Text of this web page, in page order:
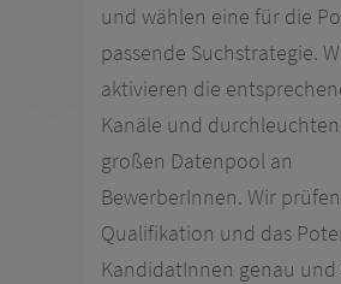
und wählen eine für die
passende Suchstrategie.
aktivieren die
Kanäle und
großen Datenpool an
BewerberInnen. Wir
Qualifikation und das
KandidatInnen genau und